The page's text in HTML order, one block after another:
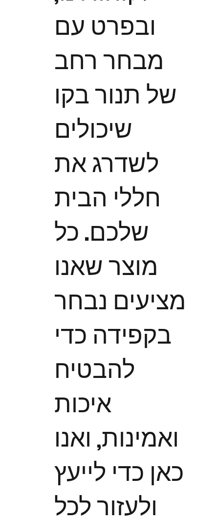
ובפרט עם
מבחר רחב
של תנור בקו
שיכולים
לשדרג את
חללי הבית
שלכם. כל
מוצר שאנו
מציעים נבחר
בקפידה כדי
להבטיח
איכות
ואמינות, ואנו
כאן כדי לייעץ
ולעזור לכל